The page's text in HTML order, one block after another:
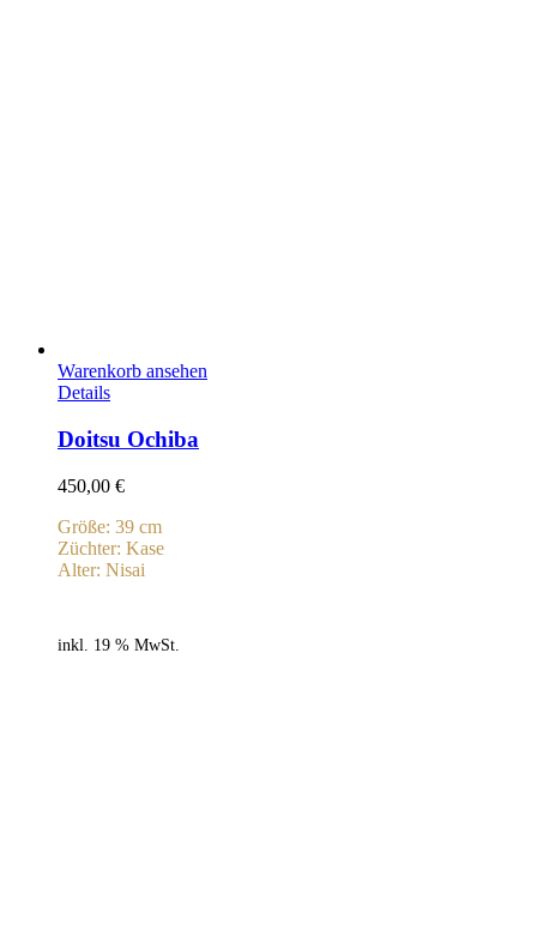
Warenkorb ansehen
Details
Doitsu Ochiba
450,00 €
Größe: 39 cm
Züchter: Kase
Alter: Nisai
inkl. 19 % MwSt.